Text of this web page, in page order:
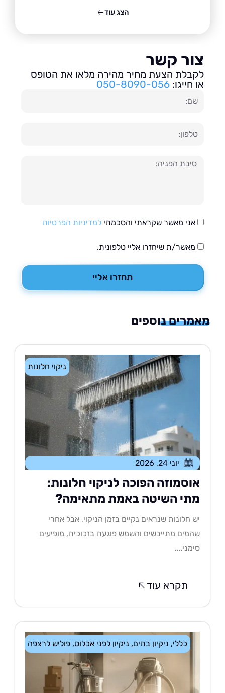
קשר
הצעת מחיר מהירה מלאו את הטופס
חייגו:050-8090-056
אני מאשר שקראתי והסכמתילמדיניות הפרטיות
מאשר/ת שיחזרו אליי טלפונית.
תחזרו אליי
נוספים
ניקוי חלונות
יוני 24, 2026
הפוכה לניקוי חלונות:
השיטה באמת מתאימה?
חלונות שנראים נקיים בזמן הניקוי, אבל אחרי
מתייבשים והשמש פוגעת בזכוכית, מופיעים
תקרא עוד
ניקיון בתים,ניקיון לפני אכלוס,פוליש לרצפה